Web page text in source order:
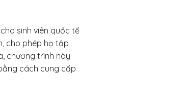
sinh viên quốc tế
cho phép họ tập
chương trình này
cách cung cấp